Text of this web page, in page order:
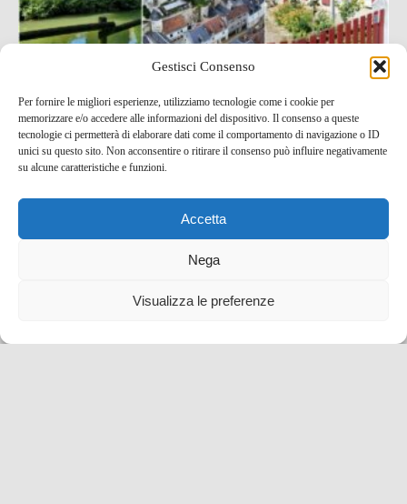
Gestisci Consenso
Per fornire le migliori esperienze, utilizziamo tecnologie come i cookie per
memorizzare e/o accedere alle informazioni del dispositivo. Il consenso a queste
tecnologie ci permetterà di elaborare dati come il comportamento di navigazione o ID
unici su questo sito. Non acconsentire o ritirare il consenso può influire negativamente
su alcune caratteristiche e funzioni.
Accetta
Nega
Visualizza le preferenze
Loches e la Touraine segreta: itinerario nella Valle
della Loira meno conosciuta
14 Lug , 2025 -Francia